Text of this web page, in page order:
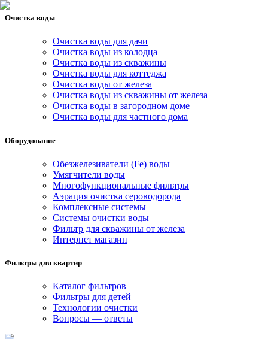
Очистка воды
Очистка воды для дачи
Очистка воды из колодца
Очистка воды из скважины
Очистка воды для коттеджа
Очистка воды от железа
Очистка воды из скважины от железа
Очистка воды в загородном доме
Очистка воды для частного дома
Оборудование
Обезжелезиватели (Fe) воды
Умягчители воды
Многофункциональные фильтры
Аэрация очистка сероводорода
Комплексные системы
Системы очистки воды
Фильтр для скважины от железа
Интернет магазин
Фильтры для квартир
Каталог фильтров
Фильтры для детей
Технологии очистки
Вопросы — ответы